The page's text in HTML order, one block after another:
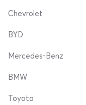
Chevrolet
BYD
Mercedes-Benz
BMW
Toyota